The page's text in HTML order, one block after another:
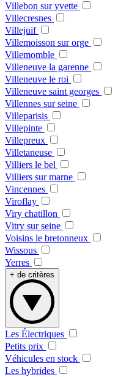
Villebon sur yvette
Villecresnes
Villejuif
Villemoisson sur orge
Villemomble
Villeneuve la garenne
Villeneuve le roi
Villeneuve saint georges
Villennes sur seine
Villeparisis
Villepinte
Villepreux
Villetaneuse
Villiers le bel
Villiers sur marne
Vincennes
Viroflay
Viry chatillon
Vitry sur seine
Voisins le bretonneux
Wissous
Yerres
+ de critères
Les Électriques
Petits prix
Véhicules en stock
Les hybrides